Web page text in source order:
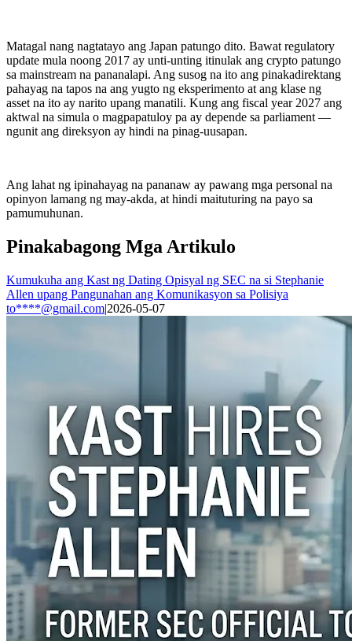
Matagal nang nagtatayo ang Japan patungo dito. Bawat regulatory
update mula noong 2017 ay unti-unting itinulak ang crypto patungo
sa mainstream na pananalapi. Ang susog na ito ang pinakadirektang
pahayag na tapos na ang yugto ng eksperimento at ang klase ng
asset na ito ay narito upang manatili. Kung ang fiscal year 2027 ang
aktwal na simula o magpapatuloy pa ay depende sa parliament —
ngunit ang direksyon ay hindi na pinag-uusapan.
Ang lahat ng ipinahayag na pananaw ay pawang mga personal na
opinyon lamang ng may-akda, at hindi maituturing na payo sa
pamumuhunan.
Pinakabagong Mga Artikulo
Kumukuha ang Kast ng Dating Opisyal ng SEC na si Stephanie
Allen upang Pangunahan ang Komunikasyon sa Polisiya
to****@gmail.com|2026-05-07